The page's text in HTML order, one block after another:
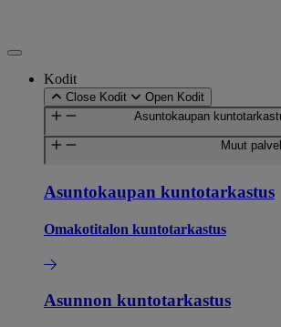
Kodit
Close Kodit
Open Kodit
Asuntokaupan
Muut
Asuntokaupan kuntotarkastus
Omakotitalon kuntotarkastus
Asunnon kuntotarkastus